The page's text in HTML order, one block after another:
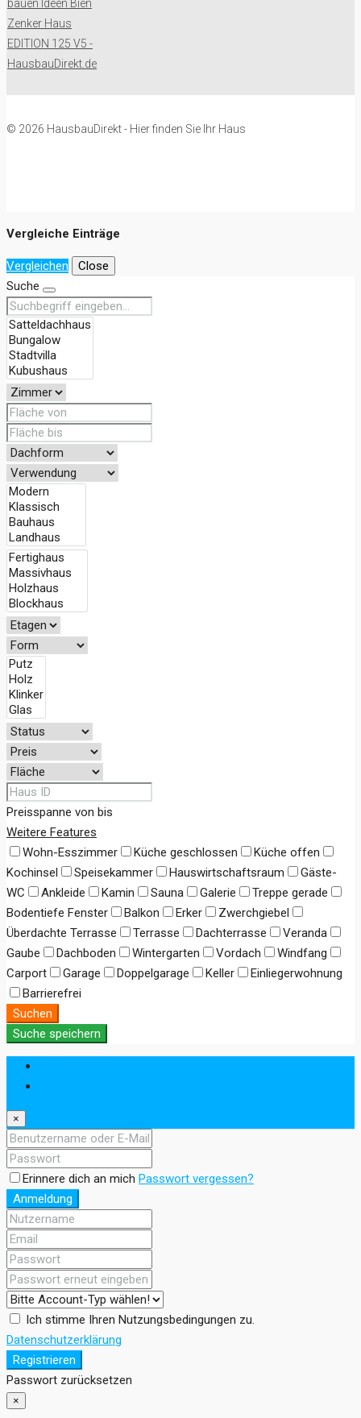
© 2026 HausbauDirekt - Hier finden Sie Ihr Haus
Vergleiche Einträge
Vergleichen
Close
Suche
Preisspanne von bis
Weitere Features
Wohn-Esszimmer
Küche geschlossen
Küche offen
Kochinsel
Speisekammer Hauswirtschaftsraum
Gäste-
WC
Ankleide Kamin Sauna Galerie
Treppe gerade
Bodentiefe Fenster
Balkon Erker
Zwerchgiebel
Überdachte Terrasse
Terrasse Dachterrasse
Veranda
Gaube
Dachboden Wintergarten Vordach
Windfang
Carport
Garage Doppelgarage Keller
Einliegerwohnung
Barrierefrei
Suchen
Suche speichern
×
Erinnere dich an mich Passwort vergessen?
Anmeldung
Ich stimme Ihren Nutzungsbedingungen zu.
Datenschutzerklärung
Registrieren
Passwort zurücksetzen
×